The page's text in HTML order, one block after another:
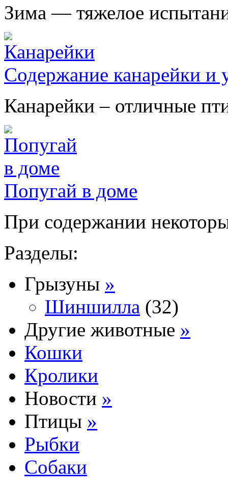
Зима — тяжелое
Содержание канарейки и
Канарейки – отличные
Попугай в доме
При содержании
Разделы:
Грызуны »
Шиншилла (32)
Другие животные »
Кошки
Кролики
Новости »
Птицы »
Рыбки
Собаки